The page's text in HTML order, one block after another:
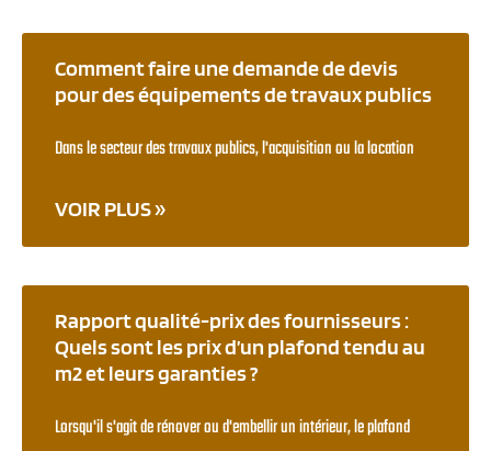
Comment faire une demande de devis
pour des équipements de travaux publics
Dans le secteur des travaux publics, l'acquisition ou la location
VOIR PLUS »
Rapport qualité-prix des fournisseurs :
Quels sont les prix d’un plafond tendu au
m2 et leurs garanties ?
Lorsqu'il s'agit de rénover ou d'embellir un intérieur, le plafond